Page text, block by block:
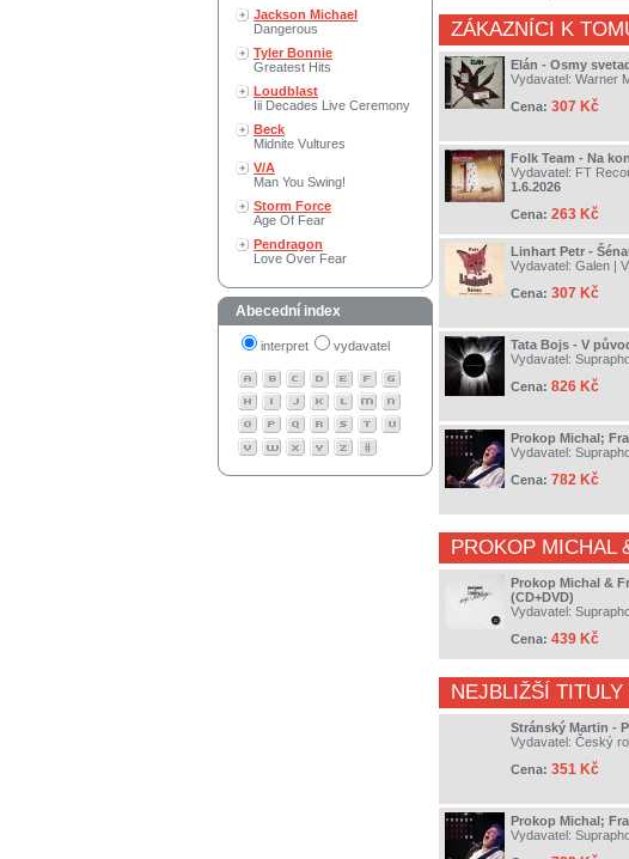
Jackson Michael
Dangerous
Tyler Bonnie
Greatest Hits
Loudblast
Iii Decades Live Ceremony
Beck
Midnite Vultures
V/A
Man You Swing!
Storm Force
Age Of Fear
Pendragon
Love Over Fear
Abecední index
interpret vydavatel
ZÁKAZNÍCI K
Elán - Osmy
Vydavatel: Warner
Cena: 307 Kč
Folk Team - Na
Vydavatel: FT
1.6.2026
Cena: 263 Kč
Linhart Petr -
Vydavatel: Galen |
Cena: 307 Kč
Tata Bojs - V
Vydavatel:
Cena: 826 Kč
Prokop Michal;
Vydavatel:
Cena: 782 Kč
PROKOP MICHAL
Prokop Michal &
(CD+DVD)
Vydavatel:
Cena: 439 Kč
NEJBLIŽŠÍ
Stránský Martin -
Vydavatel: Český
Cena: 351 Kč
Prokop Michal;
Vydavatel: